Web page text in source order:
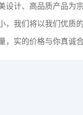
设计、高品质产品为
，我们将以我们优质
，实的价格与你真诚